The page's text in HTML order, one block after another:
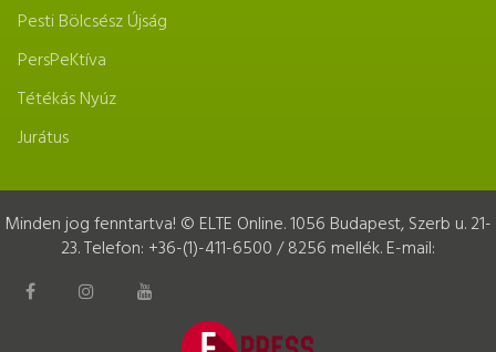
Pesti Bölcsész Újság
PersPeKtíva
Tétékás Nyúz
Jurátus
Minden jog fenntartva! © ELTE Online. 1056 Budapest, Szerb u. 21-
23. Telefon: +36-(1)-411-6500 / 8256 mellék. E-mail: